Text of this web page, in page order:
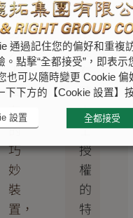
此
勞
力
士
獨
有
的
巧
妙
裝
置，
有
限。
唯
有
勞
力
士
授
權
的
特
通過記住您的偏好和重複
。點擊“全都接受”，即表示
也可以隨時變更 Cookie 偏
下下方的【Cookie 設置】
設置 全都接受